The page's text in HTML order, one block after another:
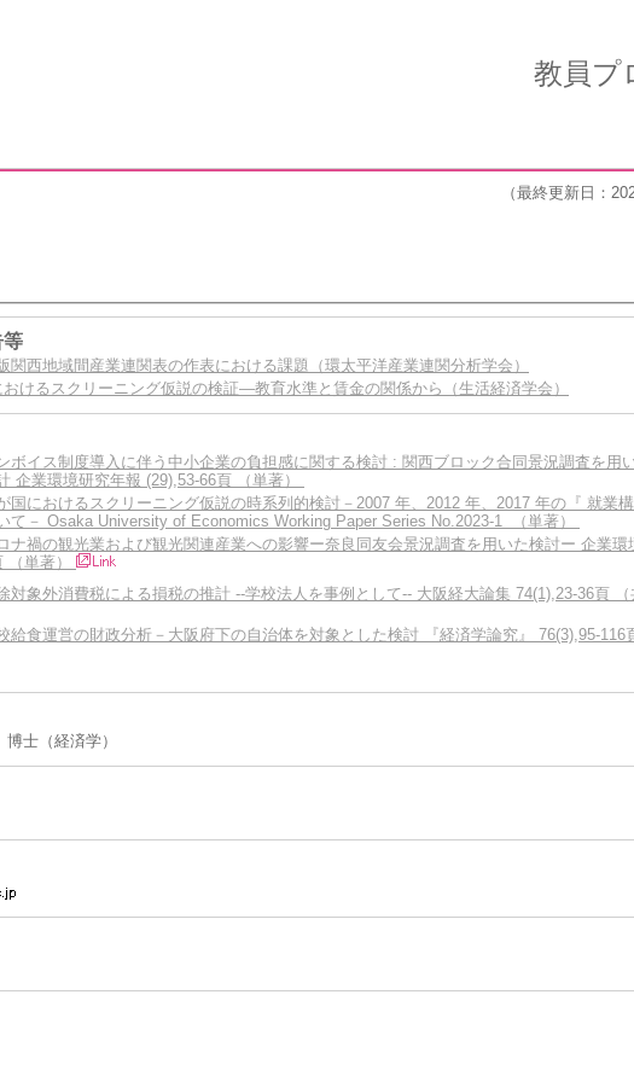
教員プ
（最終更新日：
等
関西地域間産業連関表の作表における課題（環太平洋産業連関分析学会）
けるスクリーニング仮説の検証―教育水準と賃金の関係から（生活経済学会）
ボイス制度導入に伴う中小企業の負担感に関する検討 : 関西ブロック合同景況調査を用
企業環境研究年報 (29),53-66頁 （単著）
国におけるスクリーニング仮説の時系列的検討－2007 年、2012 年、2017 年の『 就業
て－ Osaka University of Economics Working Paper Series No.2023-1 （単著）
ナ禍の観光業および観光関連産業への影響ー奈良同友会景況調査を用いた検討ー 企業環
（単著）
対象外消費税による損税の推計 --学校法人を事例として-- 大阪経大論集 74(1),23-36頁 （
給食運営の財政分析－大阪府下の自治体を対象とした検討 『経済学論究』 76(3),95-116
博士（経済学）